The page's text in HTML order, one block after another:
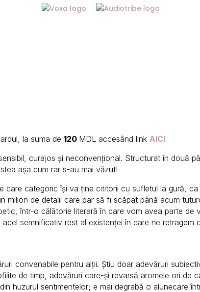
la suma de120 MDL accesând link AICI
curajos și neconvențional. Structurat în două
așa cum rar s-au mai văzut!
care categoric își va ține cititorii cu sufletul la gură,
milion de detalii care par să fi scăpat până acum
într-o călătorie literară în care vom avea parte de
semnificativ rest al existenței în care ne retragem
convenabile pentru alții. Știu doar adevăruri
de timp, adevăruri care-și revarsă aromele ori de
huzurul sentimentelor; e mai degrabă o alunecare